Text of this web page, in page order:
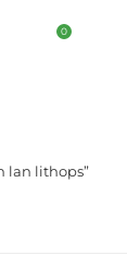
0
lan lithops”